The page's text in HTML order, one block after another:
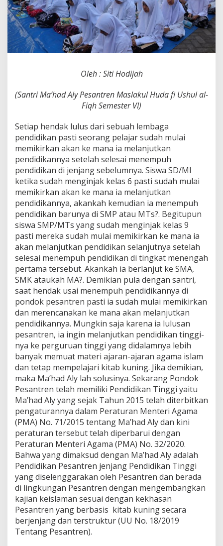
Oleh : Siti Hodijah
(Santri Ma’had Aly Pesantren Maslakul Huda fi Ushul al-
Fiqh Semester VI)
Setiap hendak lulus dari sebuah lembaga
pendidikan pasti seorang pelajar sudah mulai
memikirkan akan ke mana ia melanjutkan
pendidikannya setelah selesai menempuh
pendidikan di jenjang sebelumnya. Siswa SD/MI
ketika sudah menginjak kelas 6 pasti sudah mulai
memikirkan akan ke mana ia melanjutkan
pendidikannya, akankah kemudian ia menempuh
pendidikan barunya di SMP atau MTs?. Begitupun
siswa SMP/MTs yang sudah menginjak kelas 9
pasti mereka sudah mulai memikirkan ke mana ia
akan melanjutkan pendidikan selanjutnya setelah
selesai menempuh pendidikan di tingkat menengah
pertama tersebut. Akankah ia berlanjut ke SMA,
SMK ataukah MA?. Demikian pula dengan santri,
saat hendak usai menempuh pendidikannya di
pondok pesantren pasti ia sudah mulai memikirkan
dan merencanakan ke mana akan melanjutkan
pendidikannya. Mungkin saja karena ia lulusan
pesantren, ia ingin melanjutkan pendidikan tinggi-
nya ke perguruan tinggi yang didalamnya lebih
banyak memuat materi ajaran-ajaran agama islam
dan tetap mempelajari kitab kuning. Jika demikian,
maka Ma’had Aly lah solusinya. Sekarang Pondok
Pesantren telah memiliki Pendidikan Tinggi yaitu
Ma’had Aly yang sejak Tahun 2015 telah diterbitkan
pengaturannya dalam Peraturan Menteri Agama
(PMA) No. 71/2015 tentang Ma’had Aly dan kini
peraturan tersebut telah diperbarui dengan
Peraturan Menteri Agama (PMA) No. 32/2020.
Bahwa yang dimaksud dengan Ma’had Aly adalah
Pendidikan Pesantren jenjang Pendidikan Tinggi
yang diselenggarakan oleh Pesantren dan berada
di lingkungan Pesantren dengan mengembangkan
kajian keislaman sesuai dengan kekhasan
Pesantren yang berbasis kitab kuning secara
berjenjang dan terstruktur (UU No. 18/2019
Tentang Pesantren).